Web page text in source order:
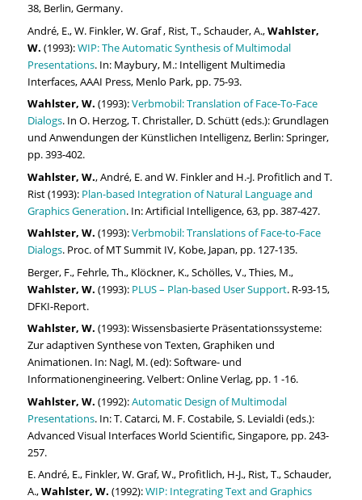
38, Berlin, Germany.
André, E., W. Finkler, W. Graf , Rist, T., Schauder, A.,Wahlster,
W. (1993):WIP: The Automatic Synthesis of Multimodal
Presentations. In: Maybury, M.: Intelligent Multimedia
Interfaces, AAAI Press, Menlo Park, pp. 75-93.
Wahlster, W. (1993):Verbmobil: Translation of Face-To-Face
Dialogs. In O. Herzog, T. Christaller, D. Schütt (eds.): Grundlagen
und Anwendungen der Künstlichen Intelligenz, Berlin: Springer,
pp. 393-402.
Wahlster, W., André, E. and W. Finkler and H.-J. Profitlich and T.
Rist (1993): Plan-based Integration of Natural Language and
Graphics Generation. In: Artificial Intelligence, 63, pp. 387-427.
Wahlster, W. (1993):Verbmobil: Translations of Face-to-Face
Dialogs. Proc. of MT Summit IV, Kobe, Japan, pp. 127-135.
Berger, F., Fehrle, Th., Klöckner, K., Schölles, V., Thies, M.,
Wahlster, W. (1993): PLUS – Plan-based User Support. R-93-15,
DFKI-Report.
Wahlster, W. (1993): Wissensbasierte Präsentationssysteme:
Zur adaptiven Synthese von Texten, Graphiken und
Animationen. In: Nagl, M. (ed): Software- und
Informationengineering. Velbert: Online Verlag, pp. 1 -16.
Wahlster, W. (1992):Automatic Design of Multimodal
Presentations. In: T. Catarci, M. F. Costabile, S. Levialdi (eds.):
Advanced Visual Interfaces World Scientific, Singapore, pp. 243-
257.
E. André, E., Finkler, W. Graf, W., Profitlich, H-J., Rist, T., Schauder,
A.,Wahlster, W. (1992):WIP: Integrating Text and Graphics